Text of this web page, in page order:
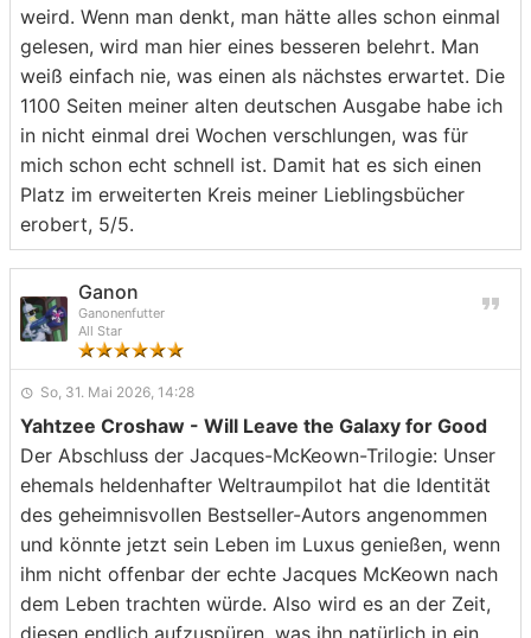
weird. Wenn man denkt, man hätte alles schon einmal
gelesen, wird man hier eines besseren belehrt. Man
weiß einfach nie, was einen als nächstes erwartet. Die
1100 Seiten meiner alten deutschen Ausgabe habe ich
in nicht einmal drei Wochen verschlungen, was für
mich schon echt schnell ist. Damit hat es sich einen
Platz im erweiterten Kreis meiner Lieblingsbücher
erobert, 5/5.
Ganon
Ganonenfutter
All Star
So, 31. Mai 2026, 14:28
Yahtzee Croshaw - Will Leave the Galaxy for Good
Der Abschluss der Jacques-McKeown-Trilogie: Unser
ehemals heldenhafter Weltraumpilot hat die Identität
des geheimnisvollen Bestseller-Autors angenommen
und könnte jetzt sein Leben im Luxus genießen, wenn
ihm nicht offenbar der echte Jacques McKeown nach
dem Leben trachten würde. Also wird es an der Zeit,
diesen endlich aufzuspüren, was ihn natürlich in ein